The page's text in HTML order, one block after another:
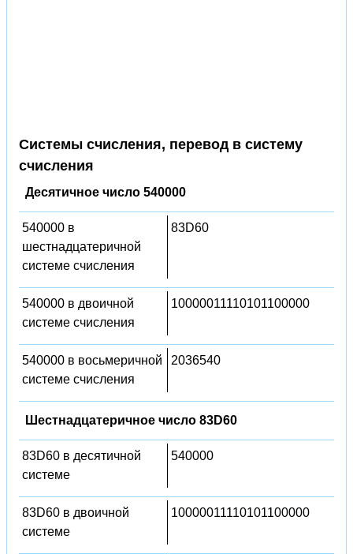
Системы счисления, перевод в систему
счисления
Десятичное число 540000
540000 в
шестнадцатеричной
системе счисления
83D60
540000 в двоичной
системе счисления
10000011110101100000
540000 в восьмеричной
системе счисления
2036540
Шестнадцатеричное число 83D60
83D60 в десятичной
системе
540000
83D60 в двоичной
системе
10000011110101100000